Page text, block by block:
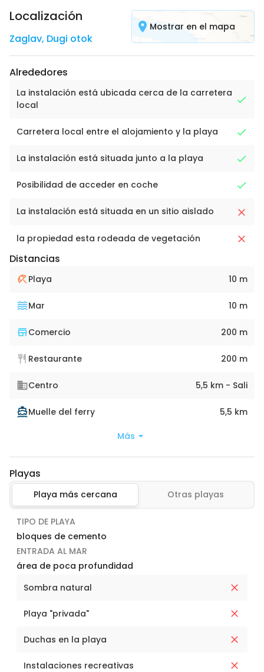
Localización
Zaglav, Dugi otok
Mostrar en el mapa
Alrededores
La instalación está ubicada cerca de la carretera
local
Carretera local entre el alojamiento y la playa
La instalación está situada junto a la playa
Posibilidad de acceder en coche
La instalación está situada en un sitio aislado
la propiedad esta rodeada de vegetación
Distancias
Playa 10 m
Mar 10 m
Comercio 200 m
Restaurante 200 m
Centro 5,5 km - Sali
Muelle del ferry 5,5 km
Más
Playas
Playa más cercana Otras playas
TIPO DE PLAYA
bloques de cemento
ENTRADA AL MAR
área de poca profundidad
Sombra natural
Playa "privada"
Duchas en la playa
Instalaciones recreativas